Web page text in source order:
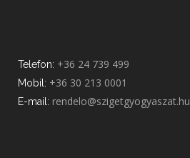
Telefon: +36 24 739 499
Mobil: +36 30 213 0001
E-mail: rendelo@szigetgyogyaszat.hu